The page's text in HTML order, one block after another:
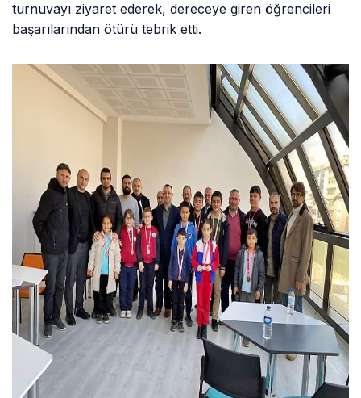
turnuvayı ziyaret ederek, dereceye giren öğrencileri
başarılarından ötürü tebrik etti.